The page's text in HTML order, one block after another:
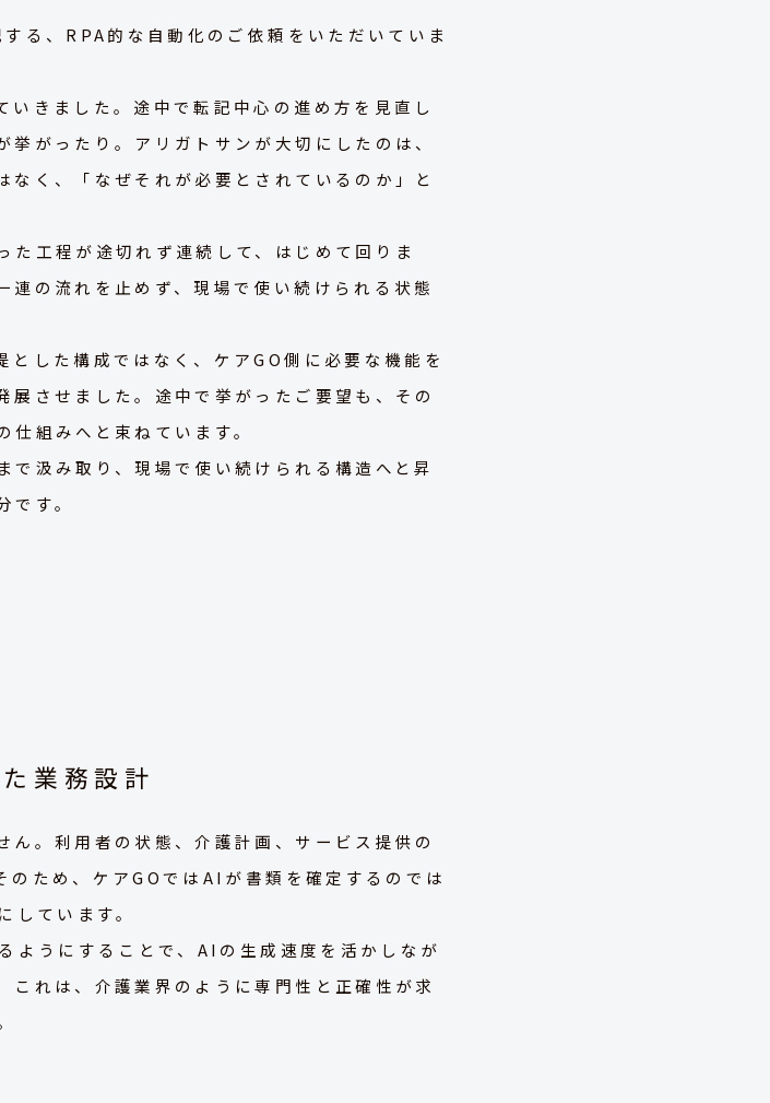
る、RPA的な自動化のご依頼をいただいていま
きました。途中で転記中心の進め方を見直し
がったり。アリガトサンが大切にしたのは、
く、「なぜそれが必要とされているのか」と
工程が途切れず連続して、はじめて回りま
の流れを止めず、現場で使い続けられる状態
した構成ではなく、ケアGO側に必要な機能を
させました。途中で挙がったご要望も、その
組みへと束ねています。
汲み取り、現場で使い続けられる構造へと昇
す。
業務設計
。利用者の状態、介護計画、サービス提供の
ため、ケアGOではAIが書類を確定するのでは
しています。
ようにすることで、AIの生成速度を活かしなが
れは、介護業界のように専門性と正確性が求